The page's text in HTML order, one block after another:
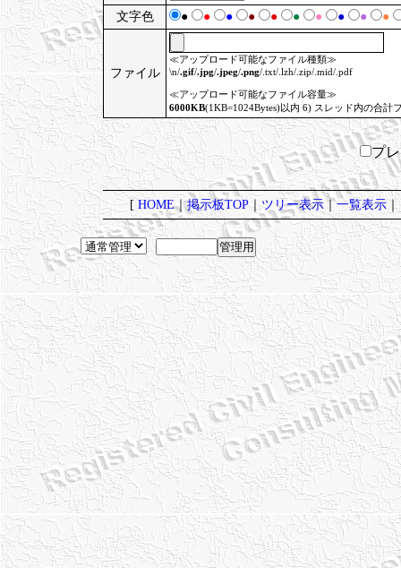
文字色 ● ● ● ● ● ● ● ● ● ●
ファイル
≪アップロード可能なファイル種類≫
\n/.gif/.jpg/.jpeg/.png/.txt/.lzh/.zip/.mid/.pdf
≪アップロード可能なファイル容量≫
6000KB(1KB=1024Bytes)以内 6) スレッド内の合計
プ
[HOME｜掲示板TOP｜ツリー表示｜一覧表示｜